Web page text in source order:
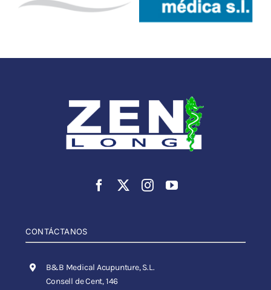
CONTÁCTANOS
B&B Medical Acupunture, S.L.
Consell de Cent, 146